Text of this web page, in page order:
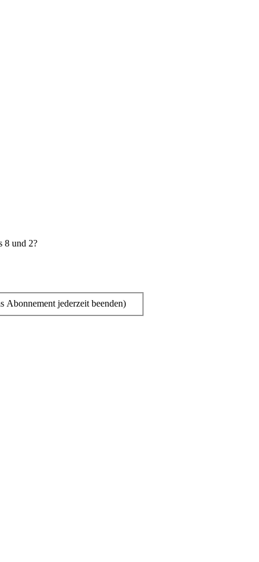
8 und 2?
Abonnement jederzeit beenden)